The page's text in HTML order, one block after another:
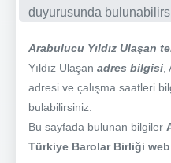
duyurusunda
Arabulucu Yıldız Ulaşan
Yıldız Ulaşan adres bilgisi
adresi ve çalışma saatleri
bulabilirsiniz.
Bu sayfada bulunan bilgiler
Türkiye Barolar Birliği web